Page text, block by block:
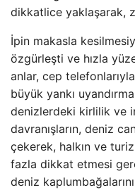
dikkatlice yaklaşarak,
İpin makasla
özgürleşti ve hızla
anlar, cep
büyük yankı
denizlerdeki kirlilik ve
davranışların, deniz
çekerek, halkın ve
fazla dikkat etmesi
deniz